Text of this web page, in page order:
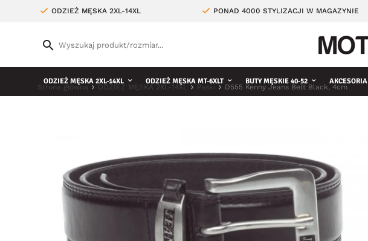
ODZIEŻ MĘSKA 2XL-14XL PONAD 4000 STYLIZACJI W MAGAZYNIE
ODZIEŻ MĘSKA 2XL-14XL ODZIEŻ MĘSKA MT-6XLT BUTY MĘSKIE 40-52 AKCESORIA
Strona główna ODZIEŻ MĘSKA 2XL-14XL Paski D555 Kenny Jeans Belt Black, 4cm